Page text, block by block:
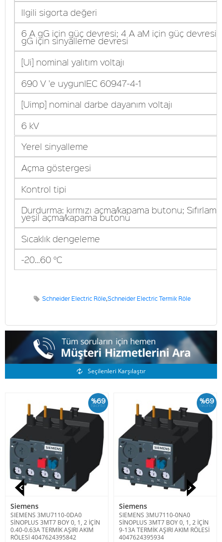
Ilgili sigorta değeri
6 A gG için güç devresi; 4 A aM için güç devresi;
gG için sinyalleme devresi
[Ui] nominal yalıtım voltajı
690 V 'e uygunIEC 60947-4-1
[Uimp] nominal darbe dayanım voltajı
6 kV
Yerel sinyalleme
Açma göstergesi
Kontrol tipi
Durdurma: kırmızı açma/kapama butonu;
yeşil açma/kapama butonu
Sıcaklık dengeleme
-20…60 °C
Schneider Electric Röle,Schneider Electric Termik Röle
Benzer Ürünler
Seçilenleri Karşılaştır
%69
İskonto
Siemens
SIEMENS 3MU7110-0DA0
SİNOPLUS 3MT7 BOY 0, 1, 2 İÇİN
0.40-0.63A TERMİK AŞIRI AKIM
RÖLESİ 4047624395842
%69
İskonto
Siemens
SIEMENS 3MU7110-0NA0
SİNOPLUS 3MT7 BOY 0, 1, 2 İÇİN
9-13A TERMİK AŞIRI AKIM RÖLESİ
4047624395934